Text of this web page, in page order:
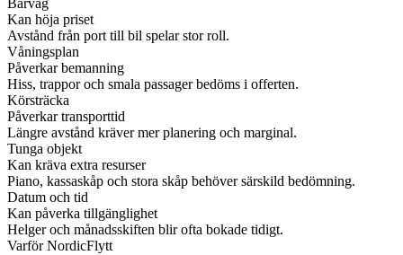
Bärväg
Kan höja priset
Avstånd från port till bil spelar stor roll.
Våningsplan
Påverkar bemanning
Hiss, trappor och smala passager bedöms i offerten.
Körsträcka
Påverkar transporttid
Längre avstånd kräver mer planering och marginal.
Tunga objekt
Kan kräva extra resurser
Piano, kassaskåp och stora skåp behöver särskild bedömning.
Datum och tid
Kan påverka tillgänglighet
Helger och månadsskiften blir ofta bokade tidigt.
Varför NordicFlytt